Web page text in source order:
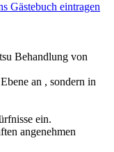
Gästebuch eintragen
Behandlung von
an , sondern in
ein.
angenehmen